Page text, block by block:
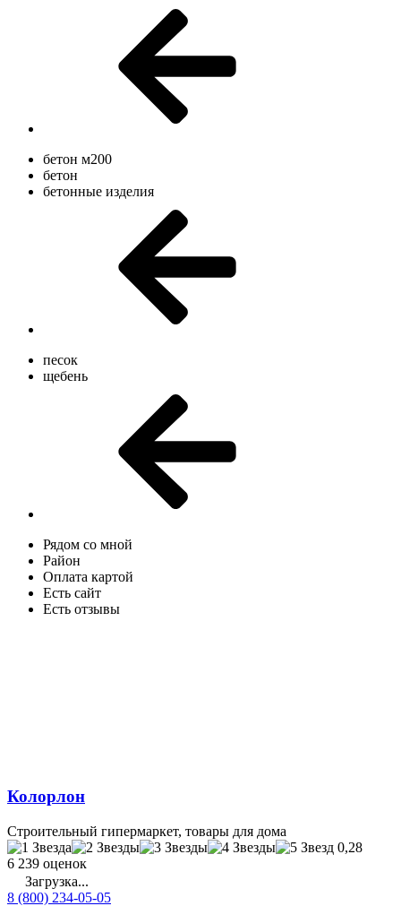
бетон м200
бетон
бетонные изделия
песок
щебень
Рядом со мной
Район
Оплата картой
Есть сайт
Есть отзывы
Колорлон
Строительный гипермаркет, товары для дома
0,28
6 239 оценок
Загрузка...
8 (800) 234-05-05